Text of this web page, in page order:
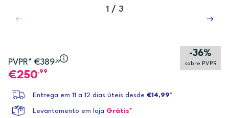
1 / 3
PVPR* €389,99
-36%
sobre PVPR
250,99
Entrega em 11 a 12 dias úteis desde €14,99*
Levantamento em loja Grátis*